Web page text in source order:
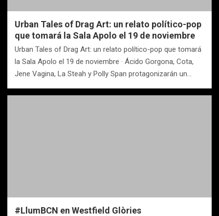
Urban Tales of Drag Art: un relato político-pop
que tomará la Sala Apolo el 19 de noviembre
Urban Tales of Drag Art: un relato político-pop que tomará
la Sala Apolo el 19 de noviembre · Ácido Gorgona, Cota,
Jene Vagina, La Steah y Polly Span protagonizarán un…
#LlumBCN en Westfield Glòries